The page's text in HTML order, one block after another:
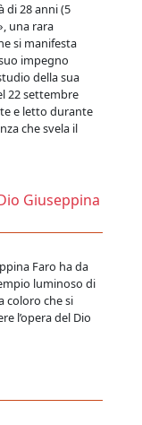
di 28 anni (5
una rara
si manifesta
impegno
della sua
22 settembre
e letto durante
che svela il
Giuseppina
Faro ha da
luminoso di
coloro che si
l’opera del Dio